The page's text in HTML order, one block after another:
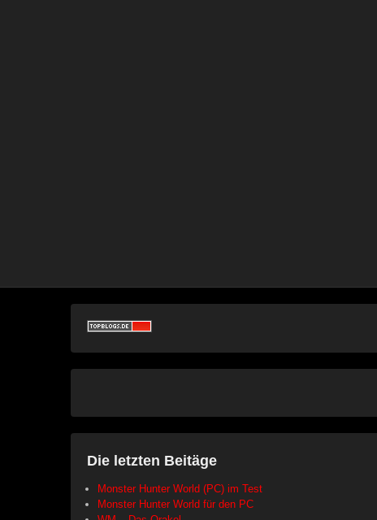
Die letzten Beitäge
Monster Hunter World (PC) im Test
Monster Hunter World für den PC